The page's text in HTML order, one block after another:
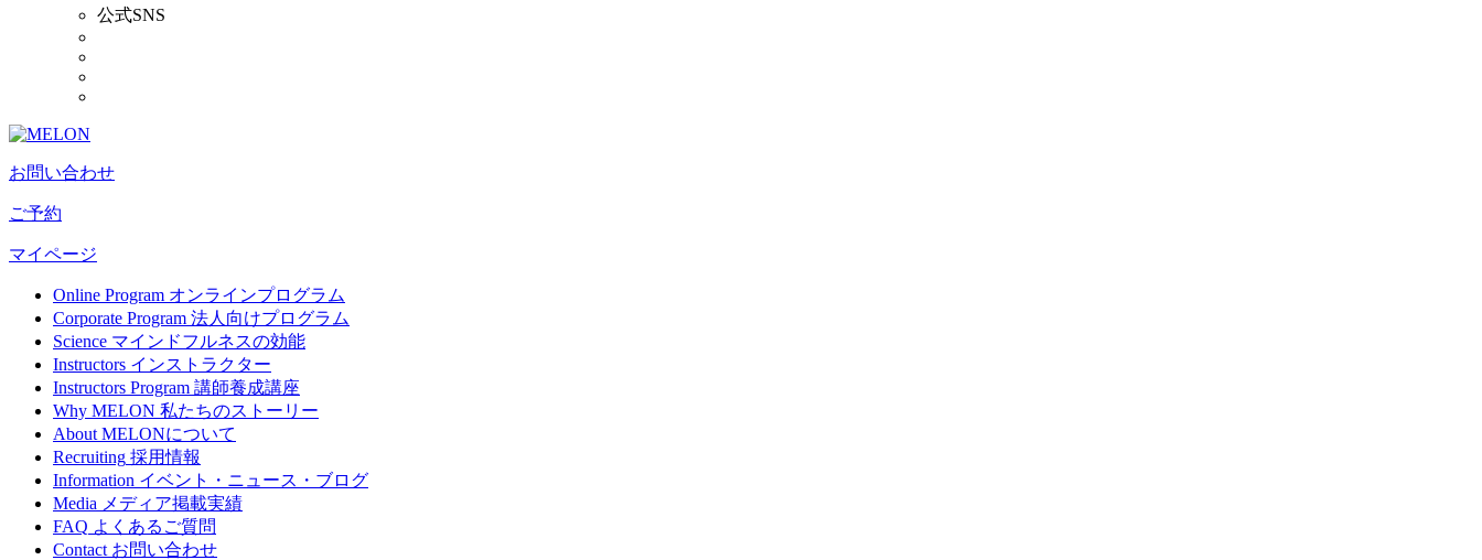
公式SNS
お問い合わせ
ご予約
マイページ
Online Program オンラインプログラム
Corporate Program 法人向けプログラム
Science マインドフルネスの効能
Instructors インストラクター
Instructors Program 講師養成講座
Why MELON 私たちのストーリー
About MELONについて
Recruiting 採用情報
Information イベント・ニュース・ブログ
Media メディア掲載実績
FAQ よくあるご質問
Contact お問い合わせ